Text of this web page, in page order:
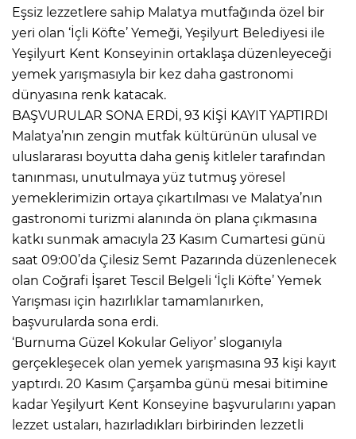
Eşsiz lezzetlere sahip Malatya mutfağında özel bir
yeri olan ‘İçli Köfte’ Yemeği, Yeşilyurt Belediyesi ile
Yeşilyurt Kent Konseyinin ortaklaşa düzenleyeceği
yemek yarışmasıyla bir kez daha gastronomi
dünyasına renk katacak.
BAŞVURULAR SONA ERDİ, 93 KİŞİ KAYIT YAPTIRDI
Malatya’nın zengin mutfak kültürünün ulusal ve
uluslararası boyutta daha geniş kitleler tarafından
tanınması, unutulmaya yüz tutmuş yöresel
yemeklerimizin ortaya çıkartılması ve Malatya’nın
gastronomi turizmi alanında ön plana çıkmasına
katkı sunmak amacıyla 23 Kasım Cumartesi günü
saat 09:00’da Çilesiz Semt Pazarında düzenlenecek
olan Coğrafi İşaret Tescil Belgeli ‘İçli Köfte’ Yemek
Yarışması için hazırlıklar tamamlanırken,
başvurularda sona erdi.
‘Burnuma Güzel Kokular Geliyor’ sloganıyla
gerçekleşecek olan yemek yarışmasına 93 kişi kayıt
yaptırdı. 20 Kasım Çarşamba günü mesai bitimine
kadar Yeşilyurt Kent Konseyine başvurularını yapan
lezzet ustaları, hazırladıkları birbirinden lezzetli